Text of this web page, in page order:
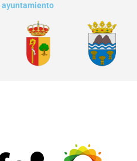
ayuntamiento